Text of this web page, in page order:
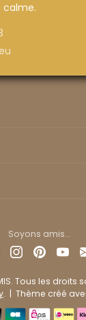
calme.
Soyons amis...
Tous les droits
. | Thème créé